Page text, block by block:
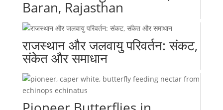
Baran, Rajasthan
राजस्थान और जलवायु परिवर्तन: संकट,
संकेत और समाधान